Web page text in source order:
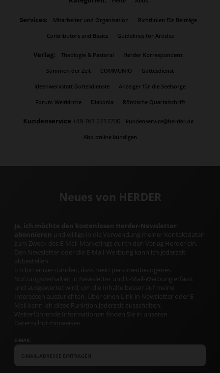
Services: Mitarbeiter und Organisation Richtlinien für Beiträge
Contributors and Basics Guidelines for Articles
Verlag: Theologie & Pastoral Herder Korrespondenz
Stimmen der Zeit COMMUNIO Gottesdienst
Ideenwerkstatt Gottesdienste Anzeiger für die Seelsorge
Forum Weltkirche Diakonia Römische Quartalschrift
Kundenservice +49 761 2717200 kundenservice@herder.de
Abo online kündigen
Neues von HERDER
Ja, ich möchte den kostenlosen Herder-Newsletter
abonnieren und willige in die Verwendung meiner Kontaktdaten
zum Zweck des E-Mail-Marketings durch den Verlag Herder ein.
Den Newsletter oder die E-Mail-Werbung kann ich jederzeit
abbestellen.
Ich bin einverstanden, dass mein personenbezogenes
Nutzungsverhalten in Newsletter und E-Mail-Werbung erfasst
und ausgewertet wird, um die Inhalte besser auf meine
Interessen auszurichten. Über einen Link in Newsletter oder E-
Mail kann ich diese Funktion jederzeit ausschalten.
Weiterführende Informationen finden Sie in unseren
Datenschutzhinweisen
E-MAIL